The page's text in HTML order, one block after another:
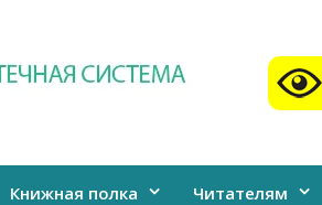
Книжная полка Читателям